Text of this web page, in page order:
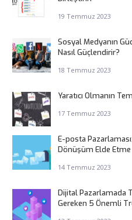
19 Temmuz 2023
Sosyal Medyanın
Nasıl Güçlendirir?
18 Temmuz 2023
Yaratıcı Olmanın
17 Temmuz 2023
E-posta
Dönüşüm Elde Etme
14 Temmuz 2023
Dijital Pazarlamada
Gereken 5 Önemli